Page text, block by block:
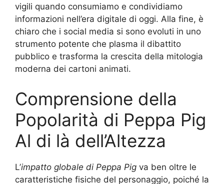
vigili quando consumiamo e condividiamo
informazioni nell’era digitale di oggi. Alla fine, è
chiaro che i social media si sono evoluti in uno
strumento potente che plasma il dibattito
pubblico e trasforma la crescita della mitologia
moderna dei cartoni animati.
Comprensione della
Popolarità di Peppa Pig
Al di là dell’Altezza
L’impatto globale di Peppa Pig va ben oltre le
caratteristiche fisiche del personaggio, poiché la